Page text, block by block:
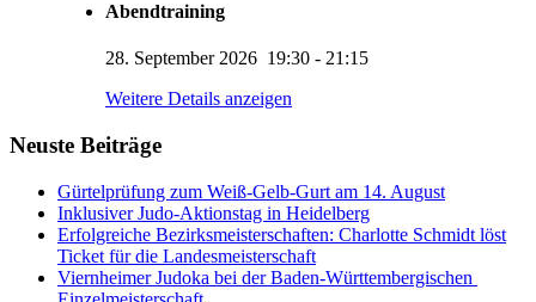
Abendtraining
28. September 2026 19:30 - 21:15
Weitere Details anzeigen
Neuste Beiträge
Gürtelprüfung zum Weiß-Gelb-Gurt am 14. August
Inklusiver Judo-Aktionstag in Heidelberg
Erfolgreiche Bezirksmeisterschaften: Charlotte Schmidt löst
Ticket für die Landesmeisterschaft
Viernheimer Judoka bei der Baden-Württembergischen
KUMI – Dein KI-Assistent
1. Viernheimer Judo-Club e.V.